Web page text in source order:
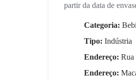
partir da data de
Categoria:
Tipo:Indústria
Endereço:Rua
Endereço: